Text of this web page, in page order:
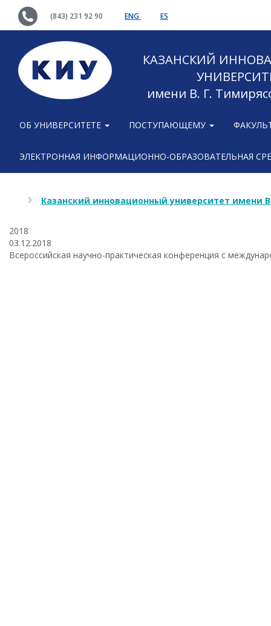
(843) 231 92 90 ENG ES
КАЗАНСКИЙ
имени В. Г.
ОБ УНИВЕРСИТЕТЕ ПОСТУПАЮЩЕМУ
ЭЛЕКТРОННАЯ ИНФОРМАЦИОННО-ОБРАЗОВАТЕЛЬНАЯ
Казанский инновационный университет имени
2018
03.12.2018
Всероссийская научно-практическая конференция с